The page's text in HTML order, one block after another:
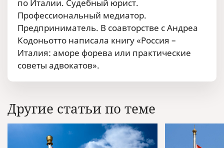
по Италии. Судебный юрист.
Профессиональный медиатор.
Предприниматель. В соавторстве с Андреа
Кодоньотто написала книгу «Россия –
Италия: аморе форева или практические
советы адвокатов».
Другие статьи по теме